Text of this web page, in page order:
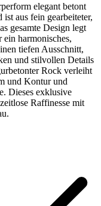
elegant betont
aus fein gearbeiteter,
gesamte Design legt
harmonisches,
tiefen Ausschnitt,
und stilvollen Details
Rock verleiht
und Kontur und
Dieses exklusive
Raffinesse mit